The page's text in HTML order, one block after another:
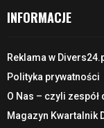
INFORMACJE
Reklama w
Polityka prywatności
O Nas – czyli zespół
Magazyn Kwartalnik